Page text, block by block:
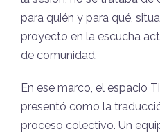
para quién y para qué,
proyecto en la escucha
de comunidad.
En ese marco, el espacio
presentó como la
proceso colectivo. Un